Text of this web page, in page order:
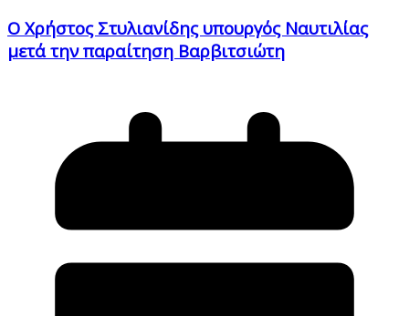
Ο Χρήστος Στυλιανίδης υπουργός Ναυτιλίας
μετά την παραίτηση Βαρβιτσιώτη